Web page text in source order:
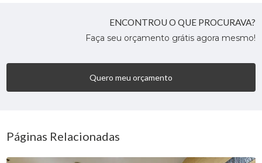
ENCONTROU O QUE PROCURAVA?
Faça seu orçamento grátis agora mesmo!
Quero meu orçamento
Páginas Relacionadas